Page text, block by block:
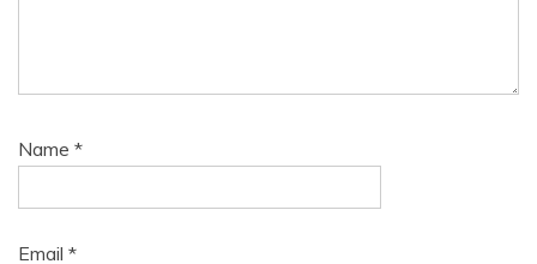
Name *
Email *